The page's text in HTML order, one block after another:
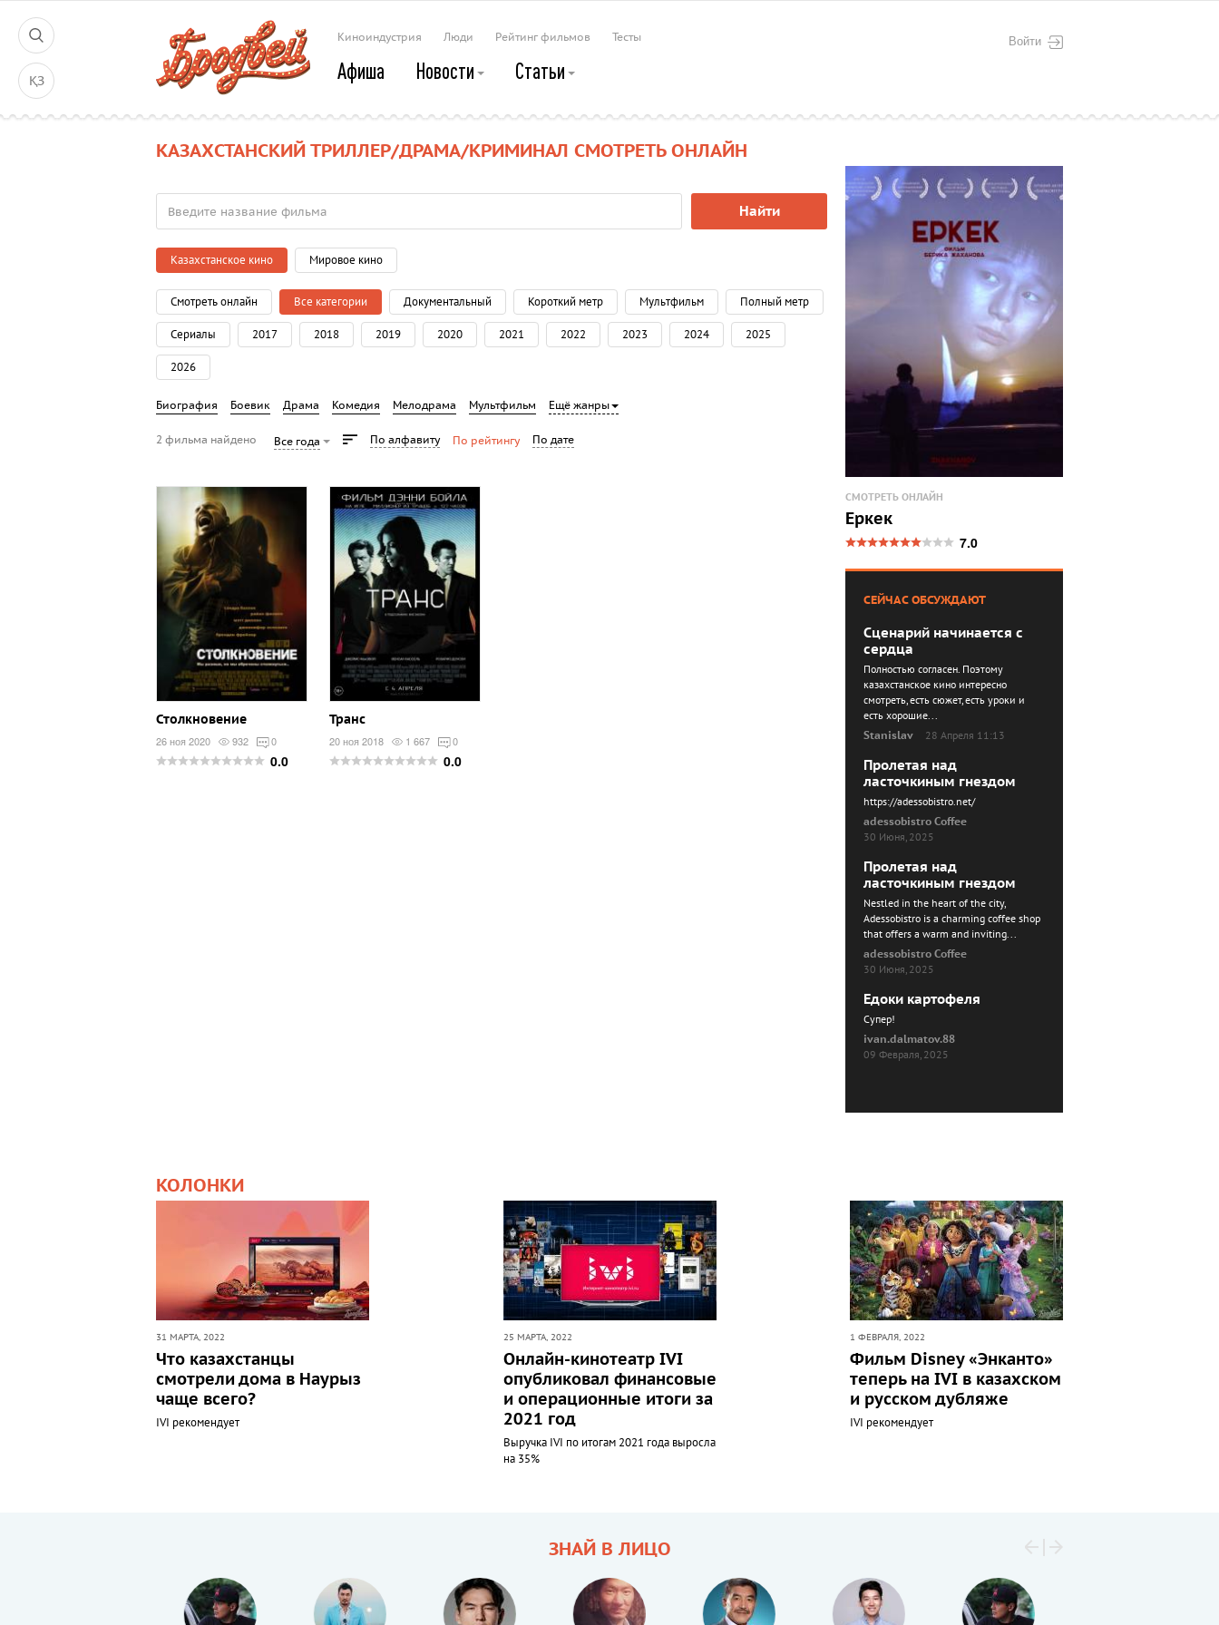
ҚЗ
Войти
Киноиндустрия Люди Рейтинг фильмов Тесты
Афиша Новости Статьи
КАЗАХСТАНСКИЙ ТРИЛЛЕР/ДРАМА/КРИМИНАЛ СМОТРЕТЬ ОНЛАЙН
Найти
Казахстанское кино Мировое кино
Смотреть онлайн Все категории Документальный Короткий метр Мультфильм Полный метр
Сериалы 2017 2018 2019 2020 2021 2022 2023 2024 2025
2026
Биография Боевик Драма Комедия Мелодрама Мультфильм Ещё жанры
2 фильма найдено Все года По алфавиту По рейтингу По дате
Столкновение
26 ноя 2020 932 0
0.0
Транс
20 ноя 2018 1 667 0
0.0
СМОТРЕТЬ ОНЛАЙН
Еркек
7.0
СЕЙЧАС ОБСУЖДАЮТ
Сценарий начинается с
сердца
Полностью согласен. Поэтому
казахстанское кино интересно
смотреть, есть сюжет, есть уроки и
есть хорошие...
Stanislav
28 Апреля 11:13
Пролетая над
ласточкиным гнездом
https://adessobistro.net/
adessobistro Coffee
30 Июня, 2025
Пролетая над
ласточкиным гнездом
Nestled in the heart of the city,
Adessobistro is a charming coffee shop
that offers a warm and inviting...
adessobistro Coffee
30 Июня, 2025
Едоки картофеля
Cупер!
ivan.dalmatov.88
09 Февраля, 2025
КОЛОНКИ
31 МАРТА, 2022
Что казахстанцы
смотрели дома в Наурыз
чаще всего?
IVI рекомендует
25 МАРТА, 2022
Онлайн-кинотеатр IVI
опубликовал финансовые
и операционные итоги за
2021 год
Выручка IVI по итогам 2021 года выросла
на 35%
1 ФЕВРАЛЯ, 2022
Фильм Disney «Энканто»
теперь на IVI в казахском
и русском дубляже
IVI рекомендует
ЗНАЙ В ЛИЦО